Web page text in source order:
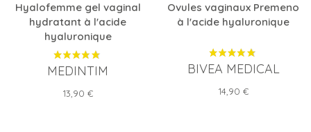
Hyalofemme gel vaginal
hydratant à l'acide
hyaluronique
MEDINTIM
Prix
13,90 €
Ovules vaginaux Premeno
à l'acide hyaluronique
BIVEA MEDICAL
Prix
14,90 €